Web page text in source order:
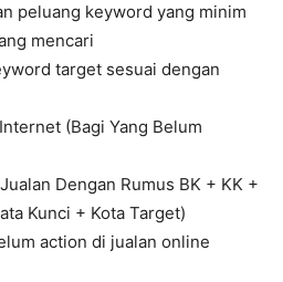
peluang keyword yang minim
mencari
target sesuai dengan
(Bagi Yang Belum
Dengan Rumus BK + KK +
Kunci + Kota Target)
action di jualan online